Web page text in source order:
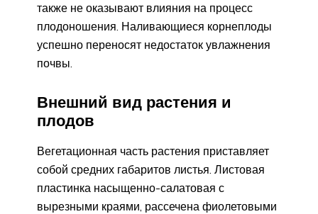
также не оказывают влияния на процесс
плодоношения. Наливающиеся корнеплоды
успешно переносят недостаток увлажнения
почвы.
Внешний вид растения и
плодов
Вегетационная часть растения приставляет
собой средних габаритов листья. Листовая
пластинка насыщенно-салатовая с
вырезными краями, рассечена фиолетовыми